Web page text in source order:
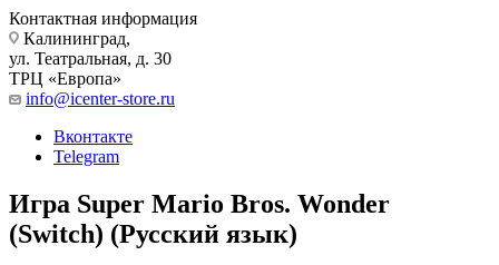
Контактная информация
Калининград,
ул. Театральная, д. 30
ТРЦ «Европа»
info@icenter-store.ru
Вконтакте
Telegram
Игра Super Mario Bros. Wonder
(Switch) (Русский язык)